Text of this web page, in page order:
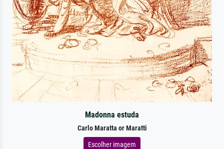
Madonna estuda
Carlo Maratta or Maratti
Escolher imagem